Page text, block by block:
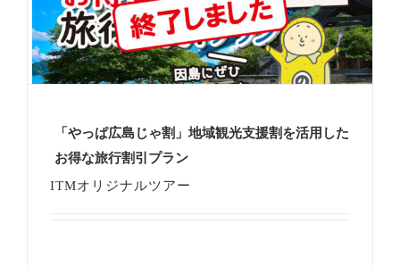
「やっぱ広島じゃ割」地域観光支援割を活用した
お得な旅行割引プラン
ITMオリジナルツアー